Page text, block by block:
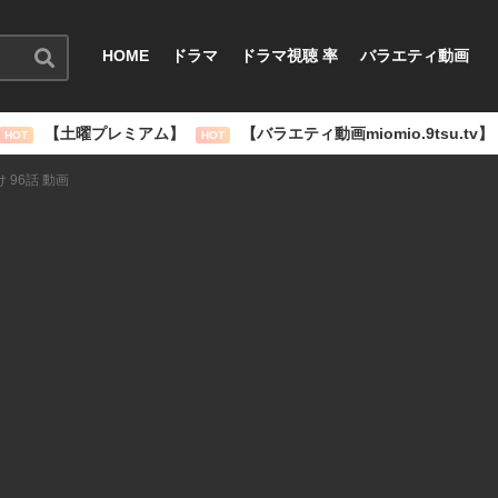
HOME ドラマ ドラマ視聴 率 バラエティ動画
HOT 【土曜プレミアム】 HOT 【バラエティ動画miomio.9tsu.tv】
96話 動画